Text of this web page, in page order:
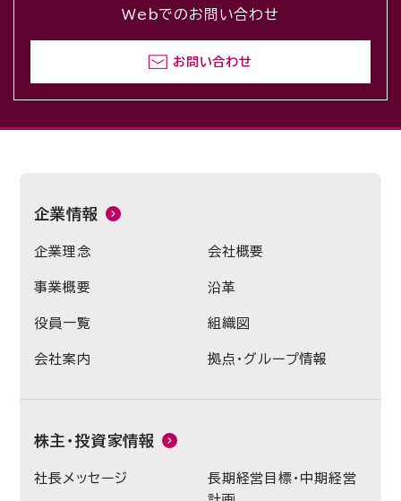
Webでのお問い合わせ
お問い合わせ
企業情報
企業理念 会社概要
事業概要 沿革
役員一覧 組織図
会社案内 拠点・グループ情報
株主・投資家情報
社長メッセージ
長期経営目標・中期経営